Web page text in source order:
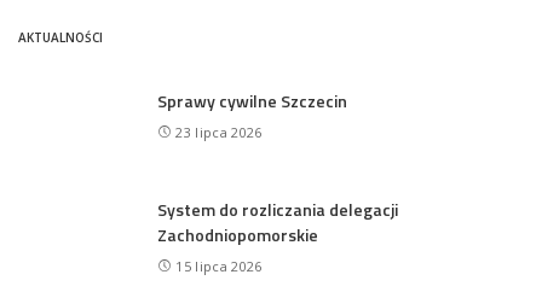
AKTUALNOŚCI
Sprawy cywilne Szczecin
23 lipca 2026
System do rozliczania delegacji
Zachodniopomorskie
15 lipca 2026